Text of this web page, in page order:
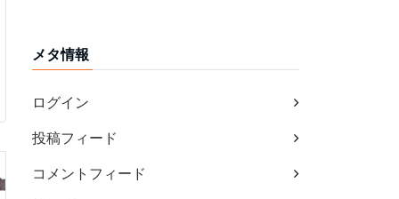
メタ情報
ログイン
投稿フィード
コメントフィード